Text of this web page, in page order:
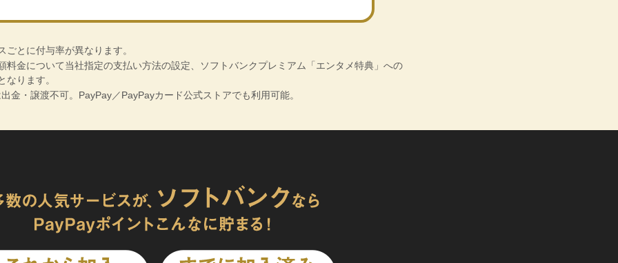
ごとに付与率が異なります。
料金について当社指定の支払い方法の設定、ソフトバンクプレミアム「エンタメ特典」への
なります。
金・譲渡不可。PayPay／PayPayカード公式ストアでも利用可能。